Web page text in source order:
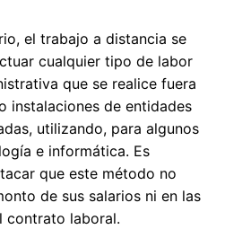
el trabajo a distancia se
cualquier tipo de labor
que se realice fuera
instalaciones de entidades
utilizando, para algunos
e informática. Es
que este método no
de sus salarios ni en las
contrato laboral.